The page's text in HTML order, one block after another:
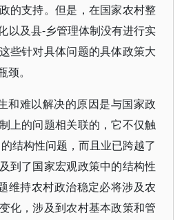
的支持。但是，在国家农村整
以及县-乡管理体制没有进行实
些针对具体问题的具体政策大
。
和难以解决的原因是与国家政
上的问题相关联的，它不仅触
结构性问题，而且业已跨越了
到了国家宏观政策中的结构性
维持农村政治稳定必将涉及农
化，涉及到农村基本政策和管